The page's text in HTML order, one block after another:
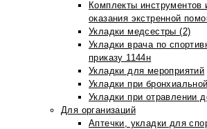
Комплекты инструментов
оказания экстренной
Укладки медсестры (2)
Укладки врача по
приказу 1144н
Укладки для мероприятий
Укладки при
Укладки при отравлении
Для организаций
Аптечки, укладки для